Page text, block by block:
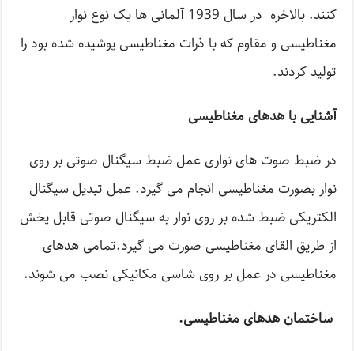
کنند. بالاخره در سال 1939 آلمانی ها یک نوع نوار
مغناطیسی و مقاوم که با ذرات مغناطیسی پوشیده شده بود را
تولید کردند.
آشنایی با هدهای مغناطیسی
در ضبط صوت های نواری عمل ضبط سیگنال صوتی بر روی
نوار بصورت مغناطیسی انجام می گیرد. عمل تبدیل سیگنال
الکتریکی ضبط شده بر روی نوار به سیگنال صوتی قابل پخش
از طریق القای مغناطیسی صورت می گیرد.تمامی هدهای
مغناطیسی در عمل بر روی شاسی مکانیکی نصب می شوند.
ساختمان هدهای مغناطیسی.